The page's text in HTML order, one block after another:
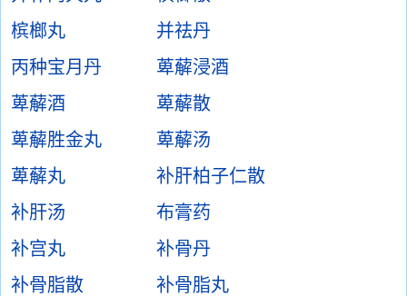
槟榔丸
并祛丹
丙种宝月丹
萆薢浸酒
萆薢酒
萆薢散
萆薢胜金丸
萆薢汤
萆薢丸
补肝柏子仁散
补肝汤
布膏药
补宫丸
补骨丹
补骨脂散
补骨脂丸